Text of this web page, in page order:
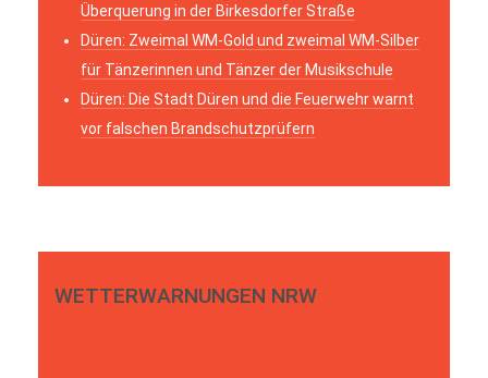
Überquerung in der Birkesdorfer Straße
Düren: Zweimal WM-Gold und zweimal WM-Silber
für Tänzerinnen und Tänzer der Musikschule
Düren: Die Stadt Düren und die Feuerwehr warnt
vor falschen Brandschutzprüfern
WETTERWARNUNGEN NRW